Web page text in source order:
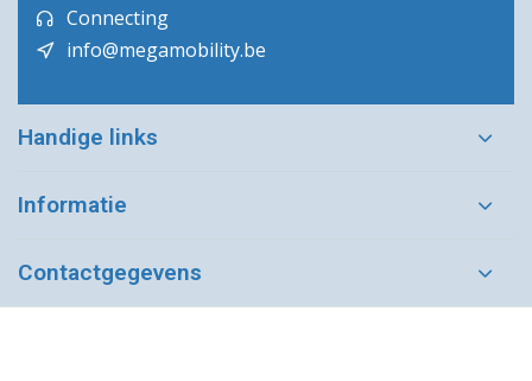
Connecting
info@megamobility.be
Handige links
Informatie
Contactgegevens